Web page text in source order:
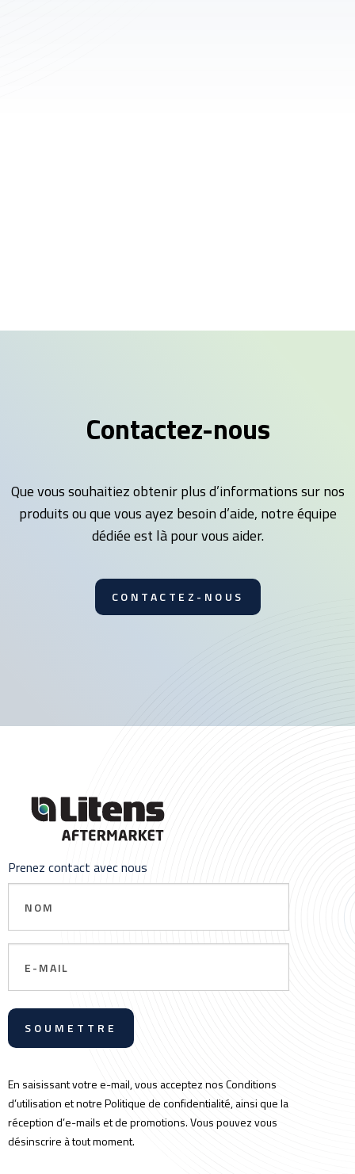
Contactez-nous
Que vous souhaitiez obtenir plus d’informations sur nos
produits ou que vous ayez besoin d’aide, notre équipe
dédiée est là pour vous aider.
CONTACTEZ-NOUS
Prenez contact avec nous
En saisissant votre e-mail, vous acceptez nos Conditions
d’utilisation et notre Politique de confidentialité, ainsi que la
réception d’e-mails et de promotions. Vous pouvez vous
désinscrire à tout moment.